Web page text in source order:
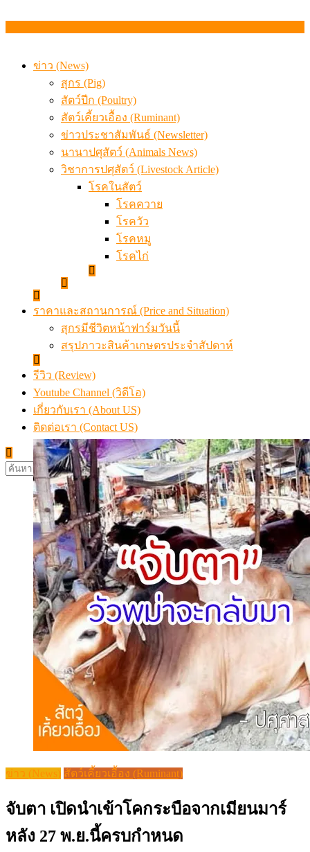
ข่าว (News)
สุกร (Pig)
สัตว์ปีก (Poultry)
สัตว์เคี้ยวเอื้อง (Ruminant)
ข่าวประชาสัมพันธ์ (Newsletter)
นานาปศุสัตว์ (Animals News)
วิชาการปศุสัตว์ (Livestock Article)
โรคในสัตว์
โรคควาย
โรควัว
โรคหมู
โรคไก่
ราคาและสถานการณ์ (Price and Situation)
สุกรมีชีวิตหน้าฟาร์มวันนี้
สรุปภาวะสินค้าเกษตรประจำสัปดาห์
รีวิว (Review)
Youtube Channel (วิดีโอ)
เกี่ยวกับเรา (About US)
ติดต่อเรา (Contact US)
ค้นหา
สำหรับ:
ข่าว (News) สัตว์เคี้ยวเอื้อง (Ruminant)
จับตา เปิดนำเข้าโคกระบือจากเมียนมาร์
หลัง 27 พ.ย.นี้ครบกำหนด